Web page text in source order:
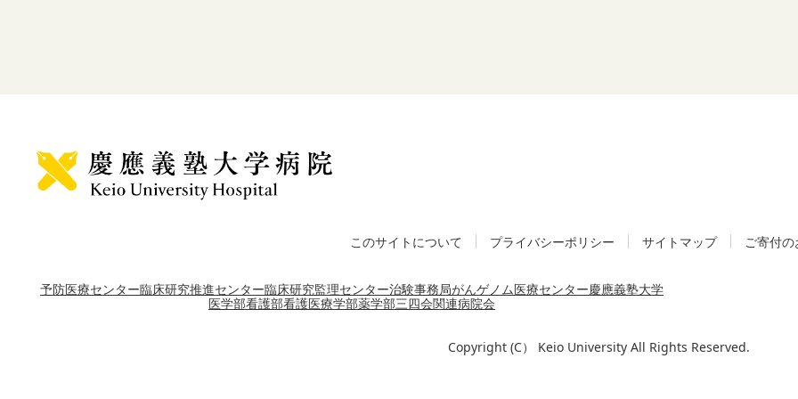
このサイトについて プライバシーポリシー サイトマップ ご寄付
予防医療センター臨床研究推進センター臨床研究監理センター治験事務局がんゲノム医療センター慶應義塾大学
医学部看護部看護医療学部薬学部三四会関連病院会
Copyright (C） Keio University All Rights Reserved.